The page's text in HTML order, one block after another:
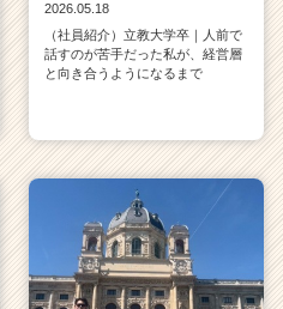
2026.05.18
（社員紹介）立教大学卒｜人前で
話すのが苦手だった私が、経営層
と向き合うようになるまで